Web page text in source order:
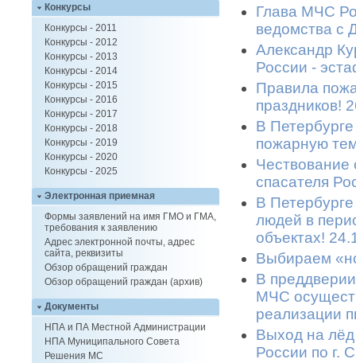
Конкурсы
Конкурсы - 2011
Конкурсы - 2012
Конкурсы - 2013
Конкурсы - 2014
Конкурсы - 2015
Конкурсы - 2016
Конкурсы - 2017
Конкурсы - 2018
Конкурсы - 2019
Конкурсы - 2020
Конкурсы - 2025
Электронная приемная
Формы заявлений на имя ГМО и ГМА,
требования к заявлению
Адрес электронной почты, адрес
сайта, реквизиты
Обзор обращений граждан
Обзор обращений граждан (архив)
Документы
НПА и ПА Местной Администрации
НПА Муниципального Совета
Решения МС
Глава МЧС
ведомства с
Александр
России -
Правила
праздников!
В
пожарную
Чествование
спасателя
В
людей в
объектах!
Выбираем
В преддверии
МЧС
реализации
Выход на
России по г.